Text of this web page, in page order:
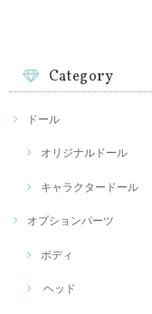
Category
ドール
オリジナルドール
キャラクタードール
オプションパーツ
ボディ
ヘッド